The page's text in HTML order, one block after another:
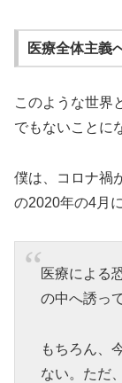
医療全体主義
このような世界
でもないことに
僕は、コロナ禍
の2020年の4月
医療による
の中へ誘っ
もちろん、
ない。ただ